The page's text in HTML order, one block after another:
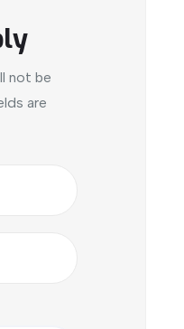
not be
are